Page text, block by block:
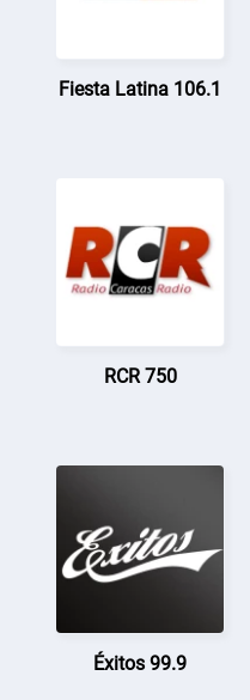
Fiesta Latina 106.1
RCR 750
Éxitos 99.9